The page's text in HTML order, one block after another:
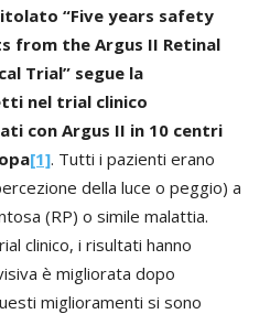
“Five years safety
from the Argus II Retinal
Trial” segue la
nel trial clinico
con Argus II in 10 centri
[1]. Tutti i pazienti erano
della luce o peggio) a
(RP) o simile malattia.
clinico, i risultati hanno
è migliorata dopo
miglioramenti si sono